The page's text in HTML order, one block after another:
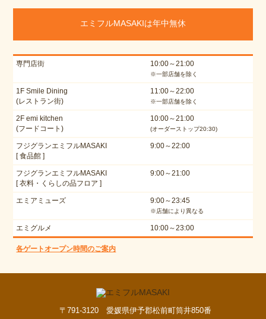
エミフルMASAKIは年中無休
専門店街 10:00～21:00
※一部店舗を除く
1F Smile Dining
(レストラン街)
11:00～22:00
※一部店舗を除く
2F emi kitchen
(フードコート)
10:00～21:00
(オーダーストップ20:30)
フジグランエミフルMASAKI
[ 食品館 ]
9:00～22:00
フジグランエミフルMASAKI
[ 衣料・くらしの品フロア ]
9:00～21:00
エミアミューズ 9:00～23:45
※店舗により異なる
エミグルメ 10:00～23:00
各ゲートオープン時間のご案内
〒791-3120 愛媛県伊予郡松前町筒井850番